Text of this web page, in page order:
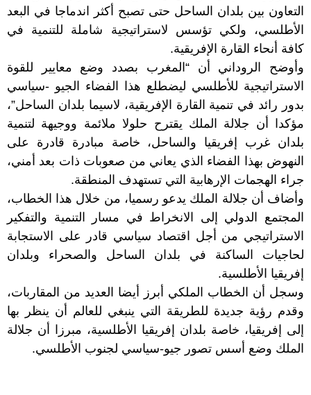
التعاون بين بلدان الساحل حتى تصبح أكثر اندماجا في البعد
الأطلسي، ولكي تؤسس لاستراتيجية شاملة للتنمية في
كافة أنحاء القارة الإفريقية.
وأوضح الروداني أن “المغرب بصدد وضع معايير للقوة
الاستراتيجية للأطلسي ليضطلع هذا الفضاء الجيو -سياسي
بدور رائد في تنمية القارة الإفريقية، لاسيما بلدان الساحل”،
مؤكدا أن جلالة الملك يقترح حلولا ملائمة ووجيهة لتنمية
بلدان غرب إفريقيا والساحل، خاصة مبادرة قادرة على
النهوض بهذا الفضاء الذي يعاني من صعوبات ذات بعد أمني،
جراء الهجمات الإرهابية التي تستهدف المنطقة.
وأضاف أن جلالة الملك يدعو رسميا، من خلال هذا الخطاب،
المجتمع الدولي إلى الانخراط في مسار التنمية والتفكير
الاستراتيجي من أجل اقتصاد سياسي قادر على الاستجابة
لحاجيات الساكنة في بلدان الساحل والصحراء وبلدان
إفريقيا الأطلسية.
وسجل أن الخطاب الملكي أبرز أيضا العديد من المقاربات،
وقدم رؤية جديدة للطريقة التي ينبغي للعالم أن ينظر بها
إلى إفريقيا، خاصة بلدان إفريقيا الأطلسية، مبرزا أن جلالة
الملك وضع أسس تصور جيو-سياسي لجنوب الأطلسي.